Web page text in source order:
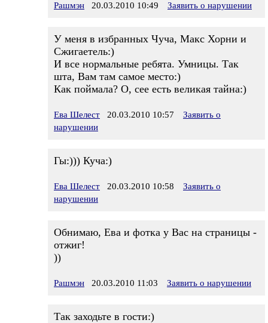
Рашмэн 20.03.2010 10:49 Заявить о нарушении
У меня в избранных Чуча, Макс Хорни и
Сжигаетель:)
И все нормальные ребята. Умницы. Так
шта, Вам там самое место:)
Как поймала? О, сее есть великая тайна:)
Ева Шелест 20.03.2010 10:57
Заявить о
нарушении
Гы:))) Куча:)
Ева Шелест 20.03.2010 10:58
Заявить о
нарушении
Обнимаю, Ева и фотка у Вас на страницы -
отжиг!
))
Рашмэн 20.03.2010 11:03 Заявить о нарушении
Так заходьте в гости:)